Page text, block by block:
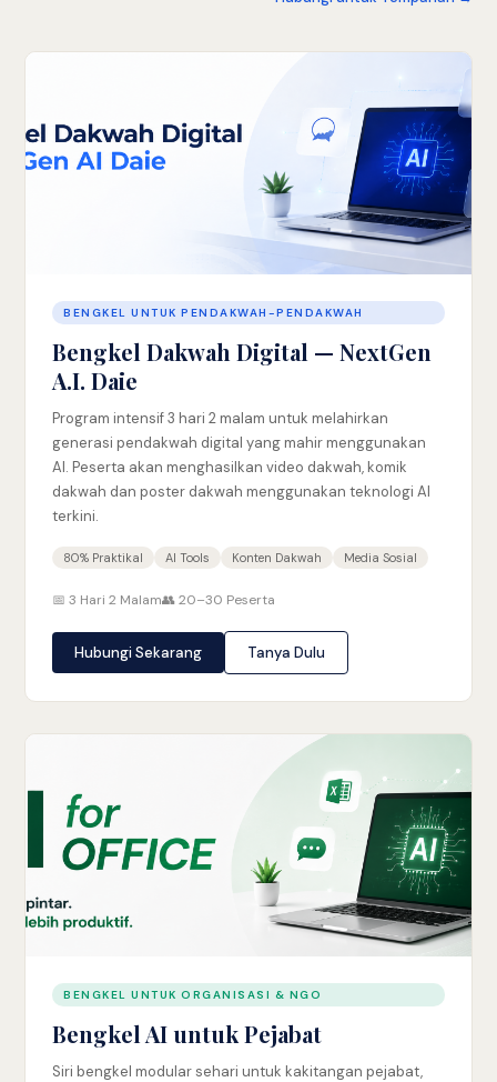
BENGKEL UNTUK PENDAKWAH-PENDAKWAH
Bengkel Dakwah Digital — NextGen
A.I. Daie
Program intensif 3 hari 2 malam untuk melahirkan
generasi pendakwah digital yang mahir menggunakan
AI. Peserta akan menghasilkan video dakwah, komik
dakwah dan poster dakwah menggunakan teknologi AI
terkini.
80% Praktikal AI Tools Konten Dakwah Media Sosial
📅 3 Hari 2 Malam👥 20–30 Peserta
Hubungi Sekarang Tanya Dulu
BENGKEL UNTUK ORGANISASI & NGO
Bengkel AI untuk Pejabat
Siri bengkel modular sehari untuk kakitangan pejabat,